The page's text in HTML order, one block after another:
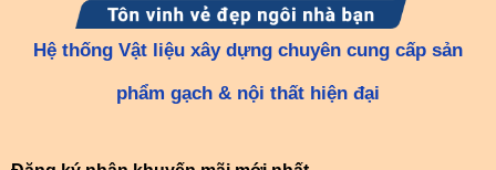
Hệ thống Vật liệu xây dựng chuyên cung cấp sản
phẩm gạch & nội thất hiện đại